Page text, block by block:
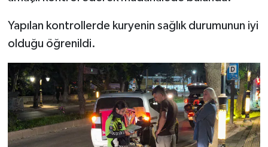
Yapılan kontrollerde kuryenin sağlık durumunun iyi
olduğu öğrenildi.
Şaphane
Siyaset
Spor
Tavşanlı